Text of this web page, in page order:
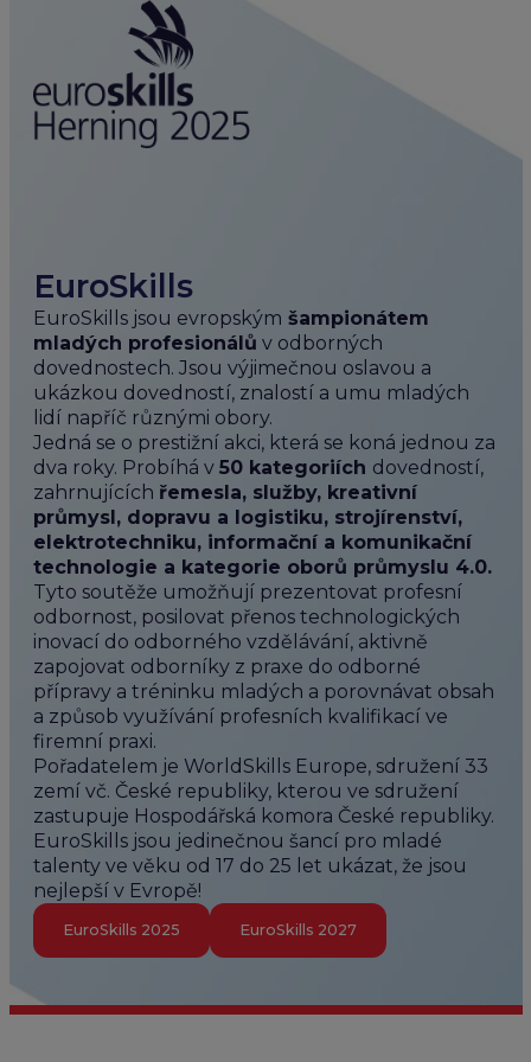
EuroSkills
EuroSkills jsou evropským šampionátem
mladých profesionálů v odborných
dovednostech. Jsou výjimečnou oslavou a
ukázkou dovedností, znalostí a umu mladých
lidí napříč různými obory.
Jedná se o prestižní akci, která se koná jednou za
dva roky. Probíhá v 50 kategoriích dovedností,
zahrnujících řemesla, služby, kreativní
průmysl, dopravu a logistiku, strojírenství,
elektrotechniku, informační a komunikační
technologie a kategorie oborů průmyslu 4.0.
Tyto soutěže umožňují prezentovat profesní
odbornost, posilovat přenos technologických
inovací do odborného vzdělávání, aktivně
zapojovat odborníky z praxe do odborné
přípravy a tréninku mladých a porovnávat obsah
a způsob využívání profesních kvalifikací ve
firemní praxi.
Pořadatelem je WorldSkills Europe, sdružení 33
zemí vč. České republiky, kterou ve sdružení
zastupuje Hospodářská komora České republiky.
EuroSkills jsou jedinečnou šancí pro mladé
talenty ve věku od 17 do 25 let ukázat, že jsou
nejlepší v Evropě!
EuroSkills 2025 EuroSkills 2027